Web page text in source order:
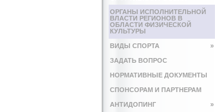
ОРГАНЫ ИСПОЛНИТЕЛЬНОЙ
ВЛАСТИ РЕГИОНОВ В
ОБЛАСТИ ФИЗИЧЕСКОЙ
КУЛЬТУРЫ
ВИДЫ СПОРТА »
ЗАДАТЬ ВОПРОС
НОРМАТИВНЫЕ ДОКУМЕНТЫ
СПОНСОРАМ И ПАРТНЕРАМ
АНТИДОПИНГ »